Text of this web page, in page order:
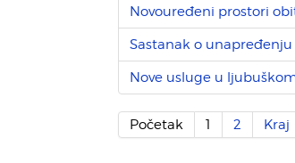
Novouređeni prostori
Sastanak o
Nove usluge u
Početak 1 2 Kraj